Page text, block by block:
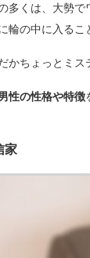
多くは、大勢で
輪の中に入るこ
かちょっとミス
性の性格や特徴
家